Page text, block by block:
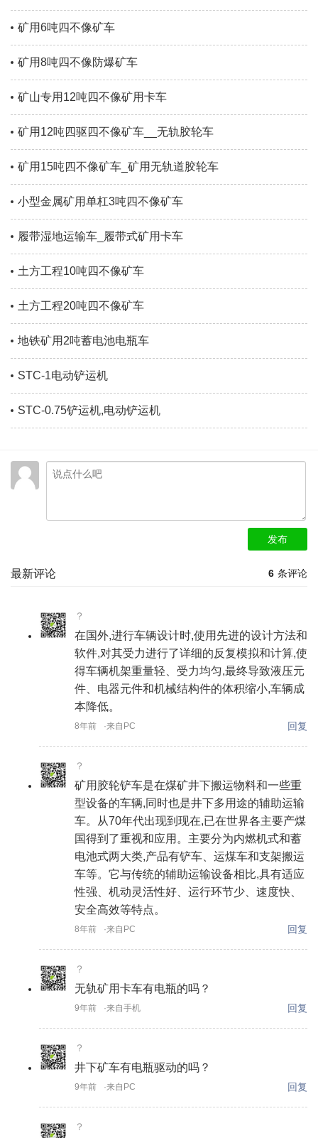
矿用6吨四不像矿车
矿用8吨四不像防爆矿车
矿山专用12吨四不像矿用卡车
矿用12吨四驱四不像矿车__无轨胶轮车
矿用15吨四不像矿车_矿用无轨道胶轮车
小型金属矿用单杠3吨四不像矿车
履带湿地运输车_履带式矿用卡车
土方工程10吨四不像矿车
土方工程20吨四不像矿车
地铁矿用2吨蓄电池电瓶车
STC-1电动铲运机
STC-0.75铲运机,电动铲运机
发布
6 条评论
最新评论
？
在国外,进行车辆设计时,使用先进的设计方法和
软件,对其受力进行了详细的反复模拟和计算,使
得车辆机架重量轻、受力均匀,最终导致液压元
件、电器元件和机械结构件的体积缩小,车辆成
本降低。
8年前 ·来自PC 回复
？
矿用胶轮铲车是在煤矿井下搬运物料和一些重
型设备的车辆,同时也是井下多用途的辅助运输
车。从70年代出现到现在,已在世界各主要产煤
国得到了重视和应用。主要分为内燃机式和蓄
电池式两大类,产品有铲车、运煤车和支架搬运
车等。它与传统的辅助运输设备相比,具有适应
性强、机动灵活性好、运行环节少、速度快、
安全高效等特点。
8年前 ·来自PC 回复
？
无轨矿用卡车有电瓶的吗？
9年前 ·来自手机 回复
？
井下矿车有电瓶驱动的吗？
9年前 ·来自PC 回复
？